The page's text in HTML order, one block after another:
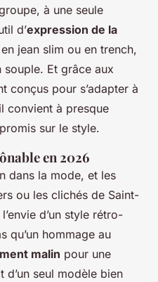
à une seule
d’expression de la
jean slim ou en trench,
Et grâce aux
conçus pour s’adapter à
convient à presque
sur le style.
en 2026
dans la mode, et les
ou les clichés de Saint-
d’un style rétro-
qu’un hommage au
malin pour une
seul modèle bien